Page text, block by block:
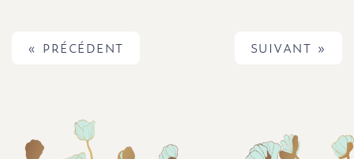
« PRÉCÉDENT SUIVANT »